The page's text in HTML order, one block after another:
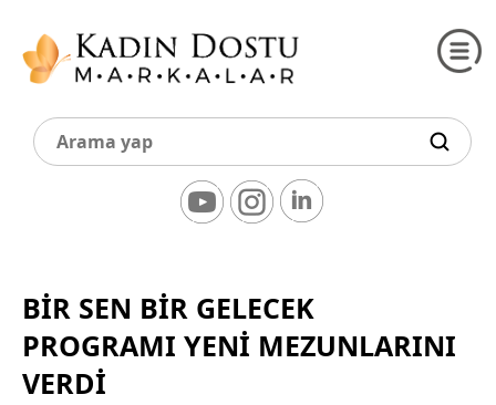
BIR SEN BIR GELECEK
PROGRAMI YENI MEZUNLARINI
VERDI